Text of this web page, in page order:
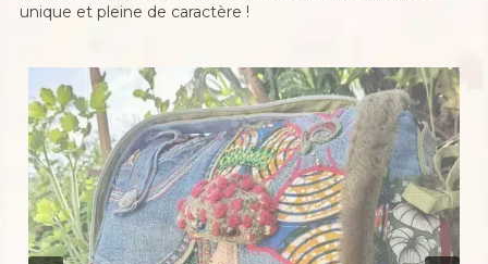
unique et pleine de caractère !